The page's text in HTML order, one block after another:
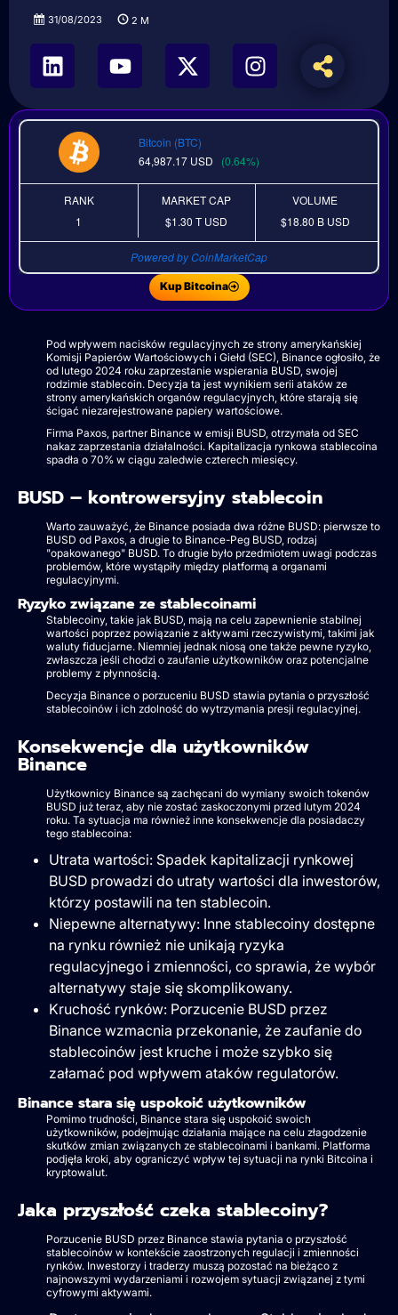
31/08/2023 2 M
Bitcoin (BTC)
64,987.17 USD (0.64%)
RANK
1
MARKET CAP
$1.30 TUSD
VOLUME
$18.80 B USD
Powered by CoinMarketCap
Kup Bitcoina
Pod wpływem nacisków regulacyjnych ze strony amerykańskiej
Komisji Papierów Wartościowych i Giełd (SEC), Binance ogłosiło, że
od lutego 2024 roku zaprzestanie wspierania BUSD, swojej
rodzimie stablecoin. Decyzja ta jest wynikiem serii ataków ze
strony amerykańskich organów regulacyjnych, które starają się
ścigać niezarejestrowane papiery wartościowe.
Firma Paxos, partner Binance w emisji BUSD, otrzymała od SEC
nakaz zaprzestania działalności. Kapitalizacja rynkowa stablecoina
spadła o 70% w ciągu zaledwie czterech miesięcy.
BUSD – kontrowersyjny stablecoin
Warto zauważyć, że Binance posiada dwa różne BUSD: pierwsze to
BUSD od Paxos, a drugie to Binance-Peg BUSD, rodzaj
"opakowanego" BUSD. To drugie było przedmiotem uwagi podczas
problemów, które wystąpiły między platformą a organami
regulacyjnymi.
Ryzyko związane ze stablecoinami
Stablecoiny, takie jak BUSD, mają na celu zapewnienie stabilnej
wartości poprzez powiązanie z aktywami rzeczywistymi, takimi jak
waluty fiducjarne. Niemniej jednak niosą one także pewne ryzyko,
zwłaszcza jeśli chodzi o zaufanie użytkowników oraz potencjalne
problemy z płynnością.
Decyzja Binance o porzuceniu BUSD stawia pytania o przyszłość
stablecoinów i ich zdolność do wytrzymania presji regulacyjnej.
Konsekwencje dla użytkowników
Binance
Użytkownicy Binance są zachęcani do wymiany swoich tokenów
BUSD już teraz, aby nie zostać zaskoczonymi przed lutym 2024
roku. Ta sytuacja ma również inne konsekwencje dla posiadaczy
tego stablecoina:
Utrata wartości: Spadek kapitalizacji rynkowej
BUSD prowadzi do utraty wartości dla inwestorów,
którzy postawili na ten stablecoin.
Niepewne alternatywy: Inne stablecoiny dostępne
na rynku również nie unikają ryzyka
regulacyjnego i zmienności, co sprawia, że wybór
alternatywy staje się skomplikowany.
Kruchość rynków: Porzucenie BUSD przez
Binance wzmacnia przekonanie, że zaufanie do
stablecoinów jest kruche i może szybko się
załamać pod wpływem ataków regulatorów.
Binance stara się uspokoić użytkowników
Pomimo trudności, Binance stara się uspokoić swoich
użytkowników, podejmując działania mające na celu złagodzenie
skutków zmian związanych ze stablecoinami i bankami. Platforma
podjęła kroki, aby ograniczyć wpływ tej sytuacji na rynki Bitcoina i
kryptowalut.
Jaka przyszłość czeka stablecoiny?
Porzucenie BUSD przez Binance stawia pytania o przyszłość
stablecoinów w kontekście zaostrzonych regulacji i zmienności
rynków. Inwestorzy i traderzy muszą pozostać na bieżąco z
najnowszymi wydarzeniami i rozwojem sytuacji związanej z tymi
cyfrowymi aktywami.